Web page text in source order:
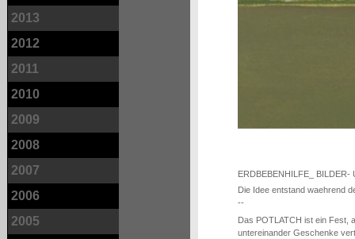
2013
2012
2011
2010
2009
2008
2007
2006
2005
ERDBEBENHILFE_
Die Idee entstand waehrend
--
Das POTLATCH ist ein Fest,
untereinander Geschenke